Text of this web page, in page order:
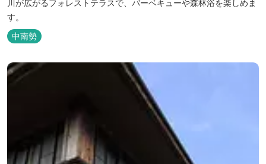
川が広がるフォレストテラスで、バーベキューや森林浴を楽しめま
す。
中南勢